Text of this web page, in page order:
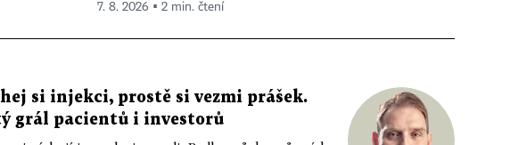
7. 8. 2026 ▪ 2 min. čtení
si injekci, prostě si vezmi prášek.
grál pacientů i investorů